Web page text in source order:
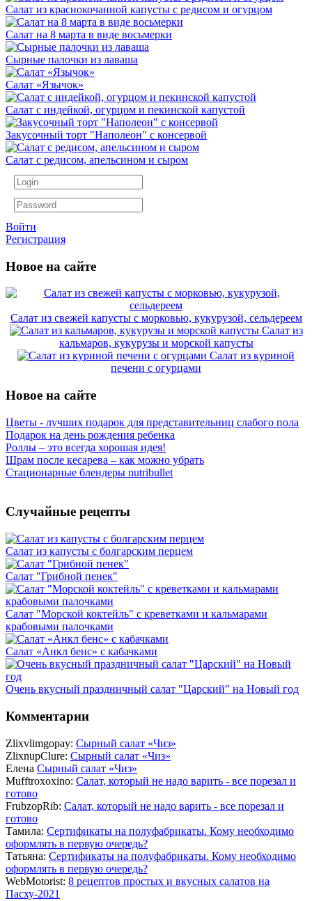
Салат из краснокочанной капусты с редисом и огурцом
Салат на 8 марта в виде восьмерки
Сырные палочки из лаваша
Салат «Язычок»
Салат с индейкой, огурцом и пекинской капустой
Закусочный торт "Наполеон" с консервой
Салат с редисом, апельсином и сыром
Войти
Регистрация
Новое на сайте
Салат из свежей капусты с морковью, кукурузой, сельдереем
Салат из
кальмаров, кукурузы и морской капусты
Салат из куриной
печени с огурцами
Новое на сайте
Цветы - лучших подарок для представительниц слабого пола
Подарок на день рождения ребенка
Роллы – это всегда хорошая идея!
Шрам после кесарева – как можно убрать
Стационарные блендеры nutribullet
Случайные рецепты
Салат из капусты с болгарским перцем
Салат "Грибной пенек"
Салат "Морской коктейль" с креветками и кальмарами
крабовыми палочками
Салат «Анкл бенс» с кабачками
Очень вкусный праздничный салат "Царский" на Новый год
Комментарии
Zlixvlimgopay: Сырный салат «Чиз»
ZlixnupClure: Сырный салат «Чиз»
Елена Сырный салат «Чиз»
Mufftroxoxino: Салат, который не надо варить - все порезал и
готово
FrubzopRib: Салат, который не надо варить - все порезал и
готово
Тамила: Сертификаты на полуфабрикаты. Кому необходимо
оформлять в первую очередь?
Татьяна: Сертификаты на полуфабрикаты. Кому необходимо
оформлять в первую очередь?
WebMotorist: 8 рецептов простых и вкусных салатов на
Пасху-2021